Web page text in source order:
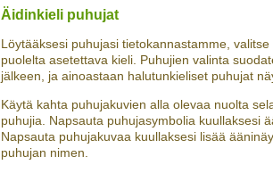
Äidinkieli puhujat
Löytääksesi puhujasi tietokannastamme, valitse
puolelta asetettava kieli. Puhujien valinta
jälkeen, ja ainoastaan halutunkieliset puhujat
Käytä kahta puhujakuvien alla olevaa nuolta
puhujia. Napsauta puhujasymbolia kuullaksesi
Napsauta puhujakuvaa kuullaksesi lisää
puhujan nimen.